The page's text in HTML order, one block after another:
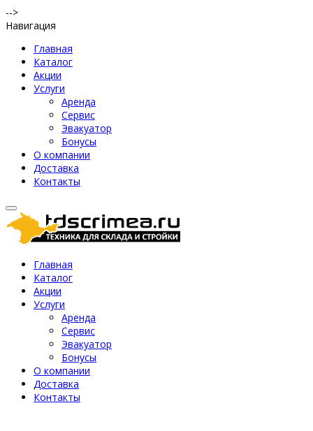
-->
Навигация
Главная
Каталог
Акции
Услуги
Аренда
Сервис
Эвакуатор
Бонусы
О компании
Доставка
Контакты
Главная
Каталог
Акции
Услуги
Аренда
Сервис
Эвакуатор
Бонусы
О компании
Доставка
Контакты